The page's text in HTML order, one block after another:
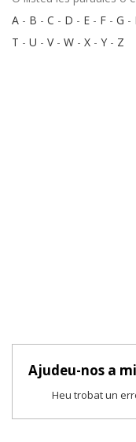
A - B - C - D - E - F - G -
T - U - V- W - X - Y - Z
Ajudeu-nos a
Heu trobat un